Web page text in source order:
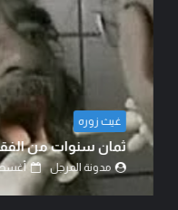
غيث زوره
ثمان سنوات من
مدونة المرجل أغسطس